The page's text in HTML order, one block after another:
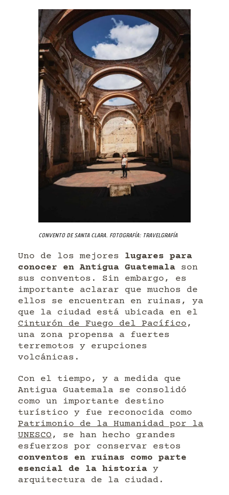
Convento de Santa Clara. Fotografía: Travelgrafía
Uno de los mejores lugares para
conocer en Antigua Guatemala son
sus conventos. Sin embargo, es
importante aclarar que muchos de
ellos se encuentran en ruinas, ya
que la ciudad está ubicada en el
Cinturón de Fuego del Pacífico ,
una zona propensa a fuertes
terremotos y erupciones
volcánicas.
Con el tiempo, y a medida que
Antigua Guatemala se consolidó
como un importante destino
turístico y fue reconocida como
Patrimonio de la Humanidad por la
UNESCO , se han hecho grandes
esfuerzos por conservar estos
conventos en ruinas como parte
esencial de la historia y
arquitectura de la ciudad.